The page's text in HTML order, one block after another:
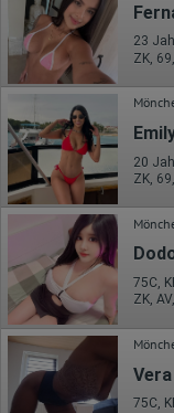
ZK,
20
75C,
ZK,
Vera
75C,